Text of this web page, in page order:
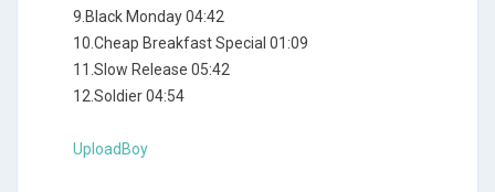
9.Black Monday 04:42
10.Cheap Breakfast Special 01:09
11.Slow Release 05:42
12.Soldier 04:54
UploadBoy